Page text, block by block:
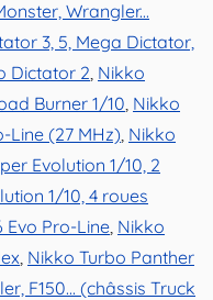
Wrangler...
3, 5, Mega Dictator,
Dictator 2 Nikko
Burner 1/10 Nikko
Line (27 MHz) Nikko
Evolution 1/10, 2
1/10, 4 roues
Evo Pro-Line Nikko
Nikko Turbo Panther
F150... (châssis Truck